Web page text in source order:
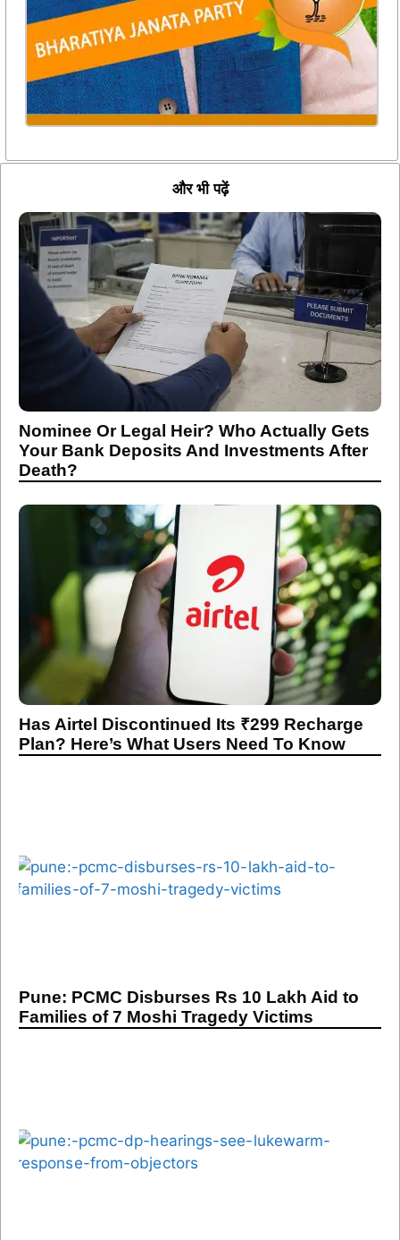
और भी पढ़ें
Nominee Or Legal Heir? Who Actually Gets
Your Bank Deposits And Investments After
Death?
Has Airtel Discontinued Its ₹299 Recharge
Plan? Here’s What Users Need To Know